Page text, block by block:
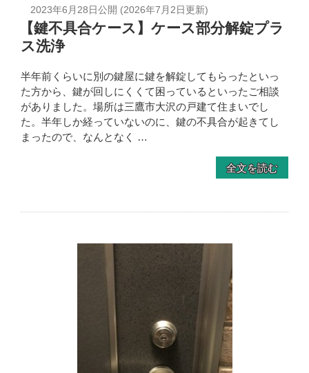
2023年6月28日公開 (2026年7月2日更新)
【鍵不具合ケース】ケース部分解錠プラ
ス洗浄
半年前くらいに別の鍵屋に鍵を解錠してもらったといっ
た方から、鍵が回しにくくて困っているといったご相談
がありました。場所は三鷹市大沢の戸建て住まいでし
た。半年しか経っていないのに、鍵の不具合が起きてし
まったので、なんとなく …
全文を読む